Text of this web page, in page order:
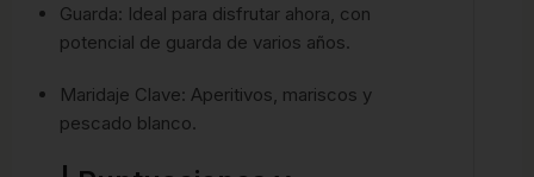
Guarda: Ideal para disfrutar ahora, con
potencial de guarda de varios años.
Maridaje Clave: Aperitivos, mariscos y
pescado blanco.